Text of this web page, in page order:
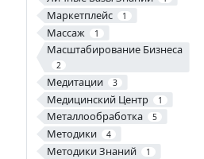
Маркетплейс 1
Массаж 1
Масштабирование Бизнеса
2
Медитации 3
Медицинский Центр 1
Металлообработка 5
Методики 4
Методики Знаний 1